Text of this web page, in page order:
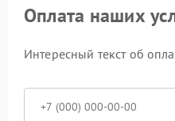
Оплата наших
Интересный текст об